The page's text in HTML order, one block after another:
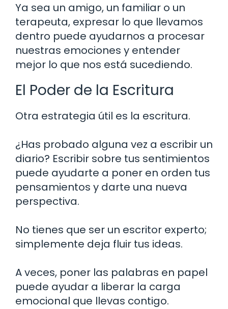
Ya sea un amigo, un familiar o un
terapeuta, expresar lo que llevamos
dentro puede ayudarnos a procesar
nuestras emociones y entender
mejor lo que nos está sucediendo.
El Poder de la Escritura
Otra estrategia útil es la escritura.
¿Has probado alguna vez a escribir un
diario? Escribir sobre tus sentimientos
puede ayudarte a poner en orden tus
pensamientos y darte una nueva
perspectiva.
No tienes que ser un escritor experto;
simplemente deja fluir tus ideas.
A veces, poner las palabras en papel
puede ayudar a liberar la carga
emocional que llevas contigo.